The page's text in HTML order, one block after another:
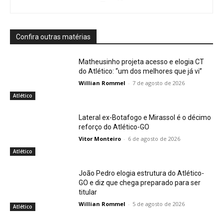
Confira outras matérias
Atlético
Matheusinho projeta acesso e elogia CT
do Atlético: “um dos melhores que já vi”
Willian Rommel - 7 de agosto de 2026
Atlético
Lateral ex-Botafogo e Mirassol é o décimo
reforço do Atlético-GO
Vitor Monteiro - 6 de agosto de 2026
Atlético
João Pedro elogia estrutura do Atlético-
GO e diz que chega preparado para ser
titular
Willian Rommel - 5 de agosto de 2026